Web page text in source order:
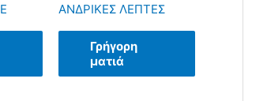
ΑΝΔΡΙΚΕΣ ΛΕΠΤΕΣ
Γρήγορη
ματιά